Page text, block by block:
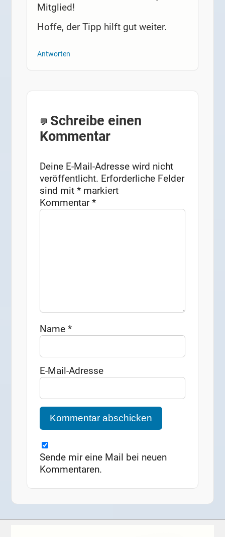
Mitglied!
Hoffe, der Tipp hilft gut weiter.
Antworten
Schreibe einen
Kommentar
Deine E-Mail-Adresse wird nicht
veröffentlicht. Erforderliche Felder
sind mit* markiert
Kommentar*
Name*
E-Mail-Adresse
Sende mir eine Mail bei neuen
Kommentaren.